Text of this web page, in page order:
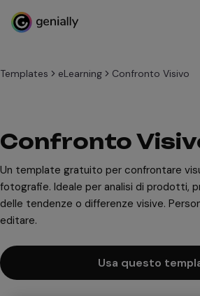
Templates eLearning Confronto Visivo
Confronto
Un template gratuito per confrontare
fotografie. Ideale per analisi di prodotti,
delle tendenze o differenze visive.
editare.
Usa questo